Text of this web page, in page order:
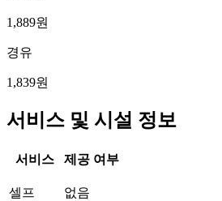
1,889원
경유
1,839원
서비스 및 시설 정보
서비스 제공 여부
셀프 없음